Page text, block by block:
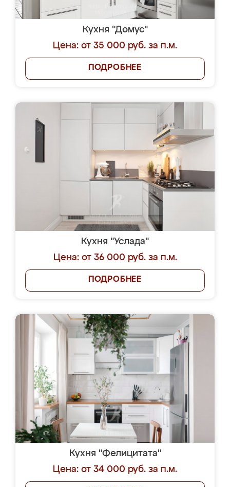
Кухня "Домус"
Цена: от 35 000 руб. за п.м.
ПОДРОБНЕЕ
Кухня "Услада"
Цена: от 36 000 руб. за п.м.
ПОДРОБНЕЕ
Кухня "Фелицитата"
Цена: от 34 000 руб. за п.м.